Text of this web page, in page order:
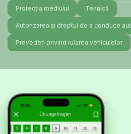
Protecția mediului Tehnică
Autorizarea și dreptul de a conduce
Prevederi privind rularea vehiculelor